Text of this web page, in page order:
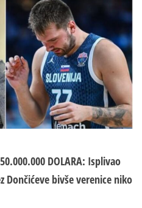
DOLARA: Isplivao
bivše verenice niko